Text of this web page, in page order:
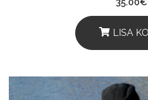
LISA